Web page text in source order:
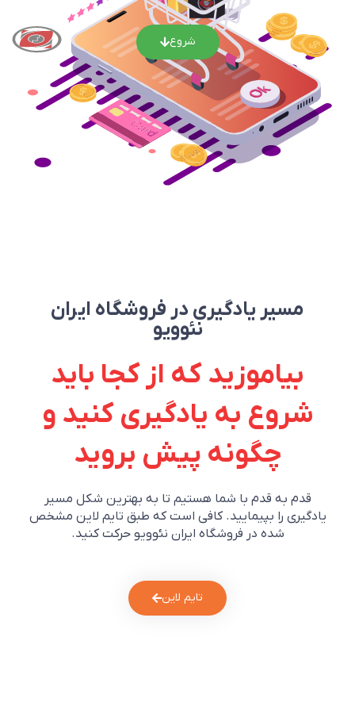
شروع
مسیر یادگیری در فروشگاه ایران
نئوویو
بیاموزید که از کجا باید
شروع به یادگیری کنید و
چگونه پیش بروید
قدم به قدم با شما هستیم تا به بهترین شکل مسیر
یادگیری را بپیمایید. کافی است که طبق تایم لاین مشخص
شده در فروشگاه ایران نئوویو حرکت کنید.
تایم لاین